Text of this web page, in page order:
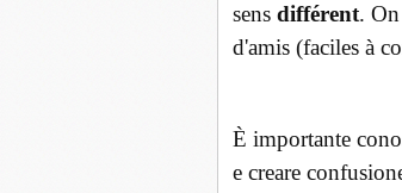
sens différent.
d'amis (faciles à
È importante
e creare